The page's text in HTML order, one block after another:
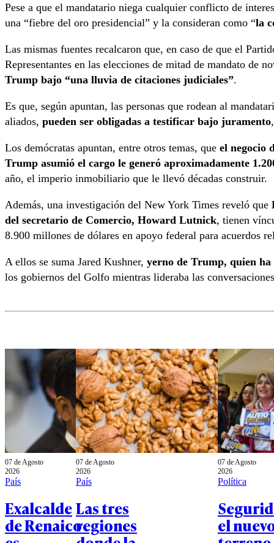
Pese a que el mandatario niega cualquier conflicto de
una “fiebre del oro presidencial” y la consideran como “la
Las mismas fuentes recalcaron que, en caso de que el
Representantes en las elecciones de mitad de mandato de
Trump bajo “una lluvia de citaciones judiciales”.
Es que, según apuntan, las personas que rodean al
aliados, pueden ser obligadas a testificar bajo juramento
Los demócratas apuntan, entre otros temas, que el negocio
Trump asumió el cargo le generó aproximadamente
año, el imperio inmobiliario que le llevó décadas construir.
Además, una investigación del New York Times reveló que
del secretario de Comercio, Howard Lutnick, tienen
8.900 millones de dólares en apoyo federal para acuerdos
A ellos se suma Jared Kushner, yerno de Trump, quien ha
los gobiernos del Golfo mientras lideraba las
07 de Agosto
2026
País
Exalcalde
de Renaico
07 de Agosto
2026
País
Las tres
regiones
07 de Agosto
2026
Política
el